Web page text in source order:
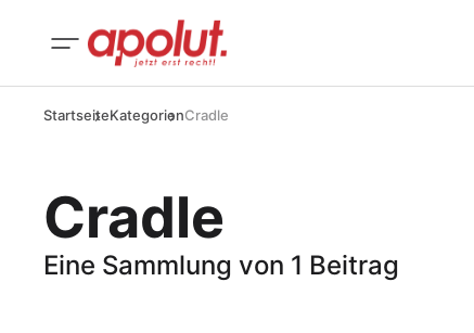
StartseiteKategorienCradle
Cradle
Eine Sammlung von 1 Beitrag